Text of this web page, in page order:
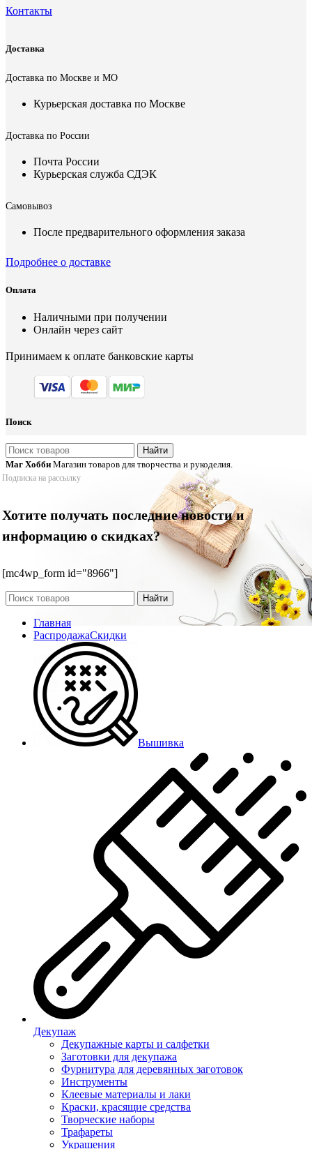
Контакты
Доставка
Доставка по Москве и МО
Курьерская доставка по Москве
Доставка по России
Почта России
Курьерская служба СДЭК
Самовывоз
После предварительного оформления заказа
Подробнее о доставке
Оплата
Наличными при получении
Онлайн через сайт
Принимаем к оплате банковские карты
Поиск
Найти
Маг Хобби Магазин товаров для творчества и рукоделия.
Подписка на рассылку
Хотите получать последние новости и
информацию о скидках?
[mc4wp_form id="8966"]
Найти
Главная
РаспродажаСкидки
Вышивка
Декупаж
Декупажные карты и салфетки
Заготовки для декупажа
Фурнитура для деревянных заготовок
Инструменты
Клеевые материалы и лаки
Краски, красящие средства
Творческие наборы
Трафареты
Украшения